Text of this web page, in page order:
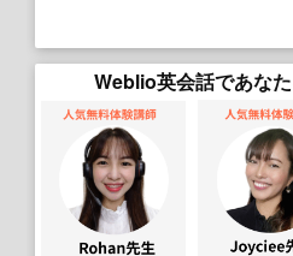
Weblio英会話であな